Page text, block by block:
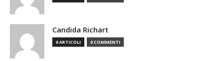
Candida Richart
0 ARTICOLI 0 COMMENTI